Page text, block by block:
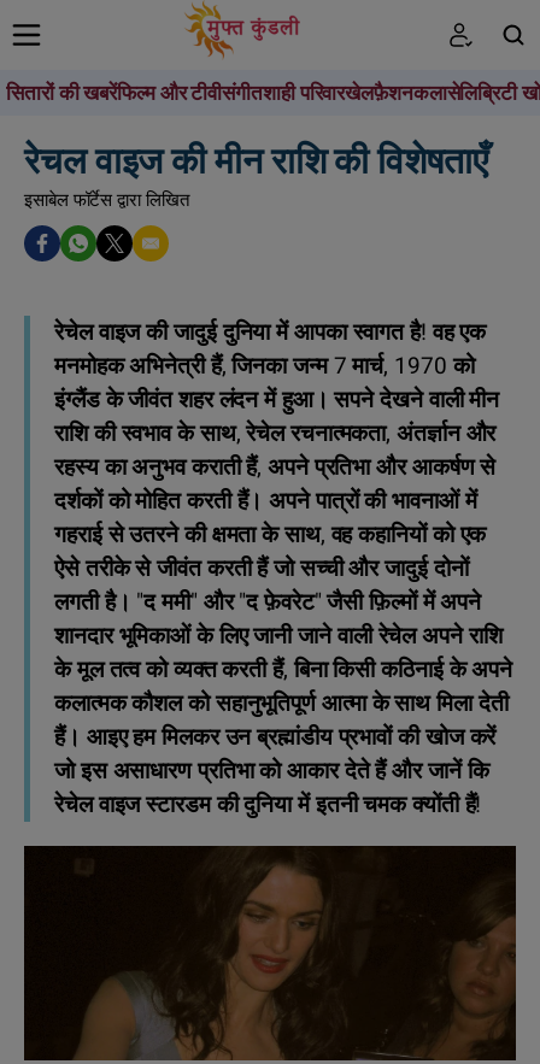
सितारों की खबरेंफिल्म और टीवीसंगीतशाही परिवारखेलफ़ैशनकलासेलिब्रिटी
खोजें
रेचल वाइज की मीन राशि की विशेषताएँ
इसाबेल फॉर्टेस द्वारा लिखित
रेचेल वाइज की जादुई दुनिया में आपका स्वागत है! वह एक
मनमोहक अभिनेत्री हैं, जिनका जन्म 7 मार्च, 1970 को
इंग्लैंड के जीवंत शहर लंदन में हुआ। सपने देखने वाली मीन
राशि की स्वभाव के साथ, रेचेल रचनात्मकता, अंतर्ज्ञान और
रहस्य का अनुभव कराती हैं, अपने प्रतिभा और आकर्षण से
दर्शकों को मोहित करती हैं। अपने पात्रों की भावनाओं में
गहराई से उतरने की क्षमता के साथ, वह कहानियों को एक
ऐसे तरीके से जीवंत करती हैं जो सच्ची और जादुई दोनों
लगती है। "द ममी" और "द फ़ेवरेट" जैसी फ़िल्मों में अपने
शानदार भूमिकाओं के लिए जानी जाने वाली रेचेल अपने राशि
के मूल तत्व को व्यक्त करती हैं, बिना किसी कठिनाई के अपने
कलात्मक कौशल को सहानुभूतिपूर्ण आत्मा के साथ मिला देती
हैं। आइए हम मिलकर उन ब्रह्मांडीय प्रभावों की खोज करें
जो इस असाधारण प्रतिभा को आकार देते हैं और जानें कि
रेचेल वाइज स्टारडम की दुनिया में इतनी चमक क्योंती हैं!